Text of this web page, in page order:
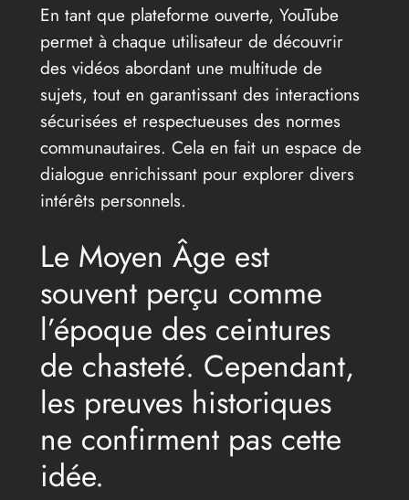
En tant que plateforme ouverte, YouTube
permet à chaque utilisateur de découvrir
des vidéos abordant une multitude de
sujets, tout en garantissant des interactions
sécurisées et respectueuses des normes
communautaires. Cela en fait un espace de
dialogue enrichissant pour explorer divers
intérêts personnels.
Le Moyen Âge est
souvent perçu comme
l’époque des ceintures
de chasteté. Cependant,
les preuves historiques
ne confirment pas cette
idée.